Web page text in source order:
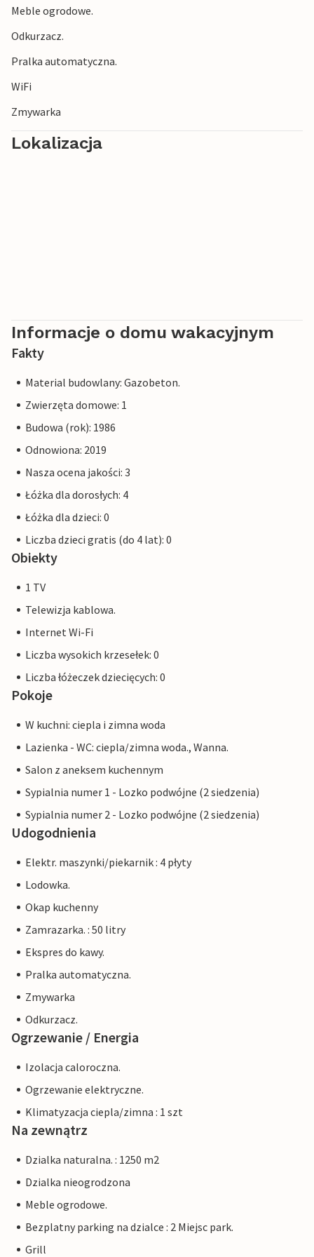
Meble ogrodowe.
Odkurzacz.
Pralka automatyczna.
WiFi
Zmywarka
Lokalizacja
Informacje o domu wakacyjnym
Fakty
Material budowlany: Gazobeton.
Zwierzęta domowe: 1
Budowa (rok): 1986
Odnowiona: 2019
Nasza ocena jakości: 3
Łóżka dla dorosłych: 4
Łóżka dla dzieci: 0
Liczba dzieci gratis (do 4 lat): 0
Obiekty
1 TV
Telewizja kablowa.
Internet Wi-Fi
Liczba wysokich krzesełek: 0
Liczba łóżeczek dziecięcych: 0
Pokoje
W kuchni: ciepla i zimna woda
Lazienka - WC: ciepla/zimna woda., Wanna.
Salon z aneksem kuchennym
Sypialnia numer 1 - Lozko podwójne (2 siedzenia)
Sypialnia numer 2 - Lozko podwójne (2 siedzenia)
Udogodnienia
Elektr. maszynki/piekarnik : 4 płyty
Lodowka.
Okap kuchenny
Zamrazarka. : 50 litry
Ekspres do kawy.
Pralka automatyczna.
Zmywarka
Odkurzacz.
Ogrzewanie / Energia
Izolacja caloroczna.
Ogrzewanie elektryczne.
Klimatyzacja ciepla/zimna : 1 szt
Na zewnątrz
Dzialka naturalna. : 1250 m2
Dzialka nieogrodzona
Meble ogrodowe.
Bezplatny parking na dzialce : 2 Miejsc park.
Grill